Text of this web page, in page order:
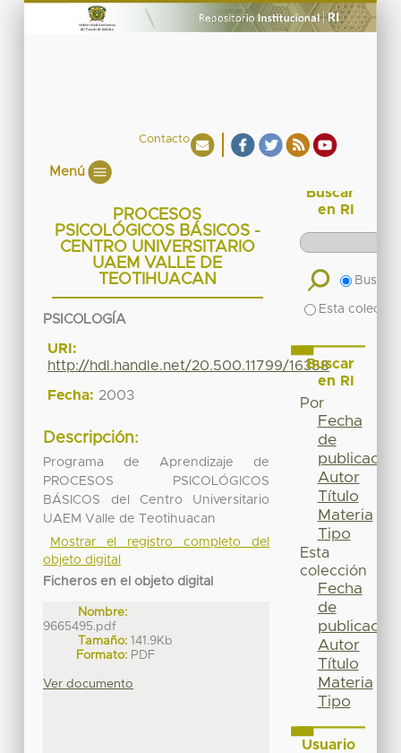
Contacto
Menú
PROCESOS
PSICOLÓGICOS BÁSICOS -
CENTRO UNIVERSITARIO
UAEM VALLE DE
TEOTIHUACAN
PSICOLOGÍA
URI:
http://hdl.handle.net/20.500.11799/16358
Fecha: 2003
Descripción:
Programa de Aprendizaje de
PROCESOS PSICOLÓGICOS
BÁSICOS del Centro Universitario
UAEM Valle de Teotihuacan
Mostrar el registro completo del
objeto digital
Ficheros en el objeto digital
Nombre:
9665495.pdf
Tamaño: 141.9Kb
Formato: PDF
Ver documento
Buscar
en RI
Buscar
Esta
Buscar
en RI
Por
Fecha
de
publicación
Autor
Título
Materia
Tipo
Esta
colección
Fecha
de
publicación
Autor
Título
Materia
Tipo
Usuario